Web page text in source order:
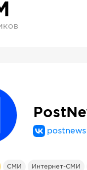
postnews
СМИ Интернет-СМИ